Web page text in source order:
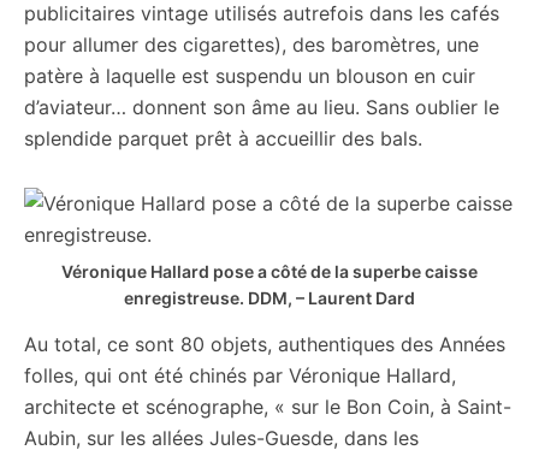
publicitaires vintage utilisés autrefois dans les cafés
pour allumer des cigarettes), des baromètres, une
patère à laquelle est suspendu un blouson en cuir
d’aviateur… donnent son âme au lieu. Sans oublier le
splendide parquet prêt à accueillir des bals.
Véronique Hallard pose a côté de la superbe caisse
enregistreuse. DDM, – Laurent Dard
Au total, ce sont 80 objets, authentiques des Années
folles, qui ont été chinés par Véronique Hallard,
architecte et scénographe, « sur le Bon Coin, à Saint-
Aubin, sur les allées Jules-Guesde, dans les